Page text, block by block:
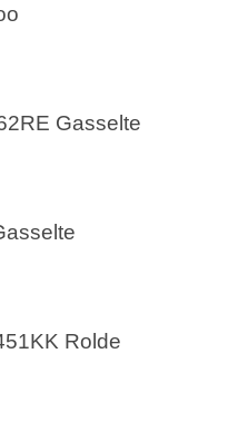
Gasselte
Rolde